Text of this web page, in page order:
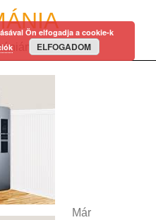
Már
Ön elfogadja a cookie-k
ELFOGADOM